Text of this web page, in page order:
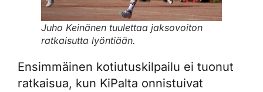
Juho Keinänen tuulettaa jaksovoiton
ratkaisutta lyöntiään.
Ensimmäinen kotiutuskilpailu ei tuonut
ratkaisua, kun KiPalta onnistuivat